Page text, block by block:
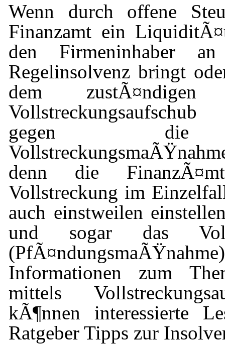
Wenn durch offene
Finanzamt ein
den Firmeninhaber
Regelinsolvenz bringt
dem
Vollstreckungsaufschub
gegen die
denn die
Vollstreckung im
auch einstweilen
und sogar das
Informationen zum
mittels
kÃ¶nnen interessierte
Ratgeber Tipps zur